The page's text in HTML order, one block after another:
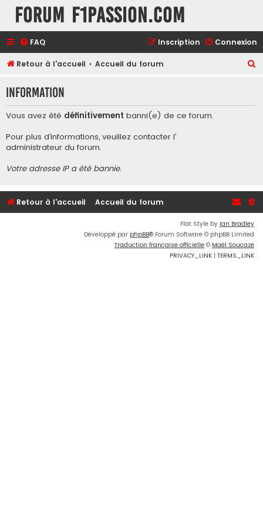
Forum F1Passion.com
FAQ Connexion
Inscription
Retour à l'accueil Accueil du forum
h
Information
Vous avez été définitivement banni(e) de ce forum.
Pour plus d’informations, veuillez contacter l’
administrateur du forum.
Votre adresse IP a été bannie.
Retour à l'accueil Accueil du forum
Flat Style by Ian Bradley
Développé par phpBB® Forum Software © phpBB Limited
Traduction française officielle © Maël Soucaze
PRIVACY_LINK | TERMS_LINK